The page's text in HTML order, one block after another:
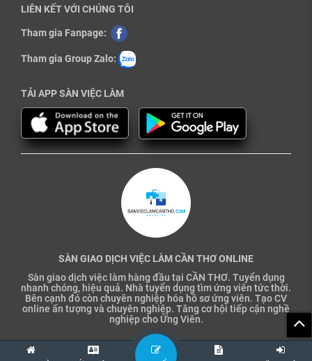
LIÊN KẾT VỚI CHÚNG TÔI
Tham gia Fanpage:
Tham gia Group Zalo:
TẢI APP SÀN VIỆC LÀM
SÀN GIAO DỊCH VIỆC LÀM CẦN THƠ ONLINE
Sàn giao dịch việc làm hàng đầu tại CẦN THƠ. Tuyển dụng
nhanh chóng, hiệu quả. Nhà tuyển dụng tìm ứng viên tức thời.
Bên cạnh đó còn chuyên nghiệp hóa hồ sơ ứng viên. Tạo CV
online ấn tượng và chuyên nghiệp. Tăng cơ hội tiếp cận nghề
nghiệp cho Ứng Viên.